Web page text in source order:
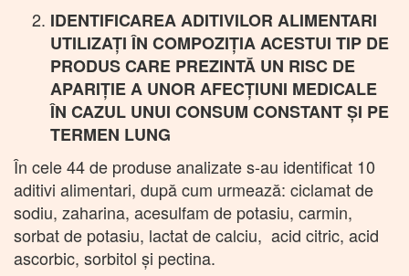
IDENTIFICAREA ADITIVILOR ALIMENTARI
UTILIZAȚI ÎN COMPOZIȚIA ACESTUI TIP DE
PRODUS CARE PREZINTĂ UN RISC DE
APARIȚIE A UNOR AFECȚIUNI MEDICALE
ÎN CAZUL UNUI CONSUM CONSTANT ȘI PE
TERMEN LUNG
În cele 44 de produse analizate s-au identificat 10
aditivi alimentari, după cum urmează: ciclamat de
sodiu, zaharina, acesulfam de potasiu, carmin,
sorbat de potasiu, lactat de calciu, acid citric, acid
ascorbic, sorbitol şi pectina.